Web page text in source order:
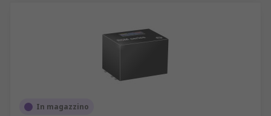
In magazzino